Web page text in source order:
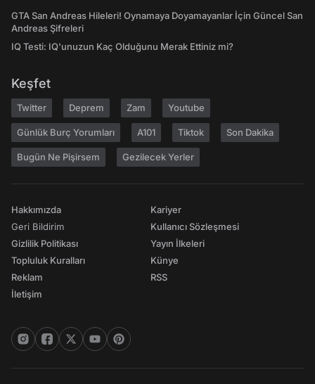
GTA San Andreas Hileleri! Oynamaya Doyamayanlar İçin Güncel San
Andreas Şifreleri
IQ Testi: IQ'unuzun Kaç Olduğunu Merak Ettiniz mi?
Keşfet
Twitter Deprem Zam Youtube
Günlük Burç Yorumları A101 Tiktok Son Dakika
Bugün Ne Pişirsem Gezilecek Yerler
Hakkımızda
Geri Bildirim
Gizlilik Politikası
Topluluk Kuralları
Reklam
İletişim
Kariyer
Kullanıcı Sözleşmesi
Yayın İlkeleri
Künye
RSS